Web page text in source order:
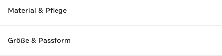
Material & Pflege
Größe & Passform